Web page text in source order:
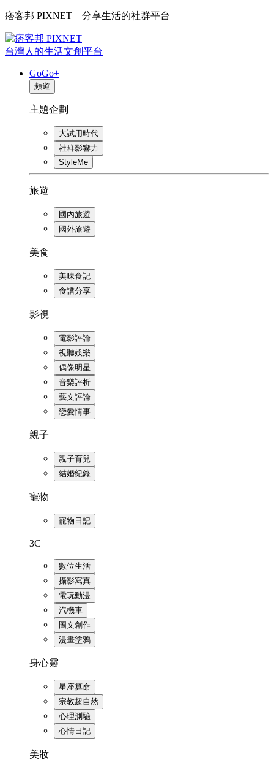
痞客邦 PIXNET – 分享生活的社群平台
台灣人的生活文創平台
GoGo+
頻道
主題企劃
大試用時代
社群影響力
StyleMe
旅遊
國內旅遊
國外旅遊
美食
美味食記
食譜分享
影視
電影評論
視聽娛樂
偶像明星
音樂評析
藝文評論
戀愛情事
親子
親子育兒
結婚紀錄
寵物
寵物日記
3C
數位生活
攝影寫真
電玩動漫
汽機車
圖文創作
漫畫塗鴉
身心靈
星座算命
宗教超自然
心理測驗
心情日記
美妝